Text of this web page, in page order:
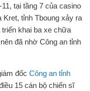
tại tầng 7 của casino
Kret, tỉnh Tboung xảy ra
khai ba xe chữa
đã nhờ Công an tỉnh
đốc Công an tỉnh
15 cán bộ chiến sĩ